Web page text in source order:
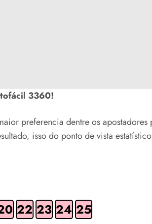
3360!
preferencia dentre os apostadores
isso do ponto de vista
22 23 24 25